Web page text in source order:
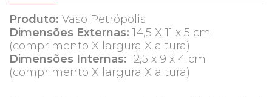
Produto: Vaso Petrópolis
Dimensões Externas: 14,5 X 11 x 5 cm
(comprimento X largura X altura)
Dimensões Internas: 12,5 x 9 x 4 cm
(comprimento X largura X altura)